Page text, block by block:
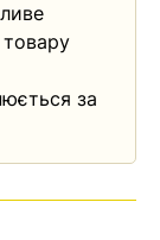
товару
за